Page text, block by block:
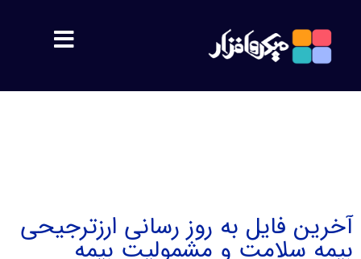
پشتیبانی
آخرین فایل به روز رسانی ارزترجیحی
بیمه سلامت و مشمولیت بیمه